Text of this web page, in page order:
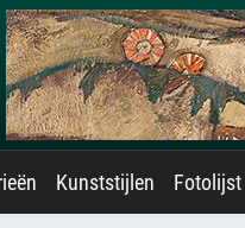
Kunststijlen Fotolijst